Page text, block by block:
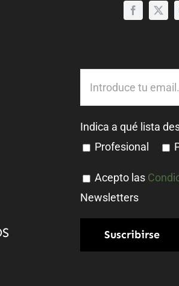
Indica a qué lista
Profesional
Acepto las
Newsletters